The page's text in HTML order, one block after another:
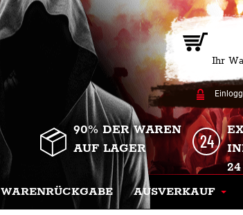
Ihr
90% DER WAREN
AUF LAGER
WARENRÜCKGABE AUSVERKAUF